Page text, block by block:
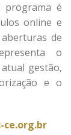
programa é
online e
de
o
gestão,
e o
ce.org.br